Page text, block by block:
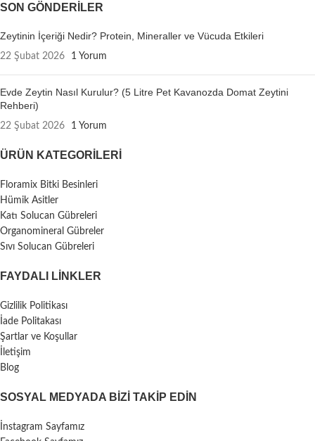
SON GÖNDERILER
Zeytinin İçeriği Nedir? Protein, Mineraller ve Vücuda Etkileri
22 Şubat 2026 1 Yorum
Evde Zeytin Nasıl Kurulur? (5 Litre Pet Kavanozda Domat Zeytini
Rehberi)
22 Şubat 2026 1 Yorum
ÜRÜN KATEGORILERI
Floramix Bitki Besinleri
Hümik Asitler
Katı Solucan Gübreleri
Organomineral Gübreler
Sıvı Solucan Gübreleri
FAYDALI LİNKLER
Gizlilik Politikası
İade Politakası
Şartlar ve Koşullar
İletişim
Blog
SOSYAL MEDYADA BIZI TAKIP EDIN
İnstagram Sayfamız